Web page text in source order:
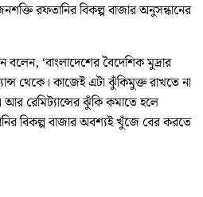
রফতানির বিকল্প বাজার অনুসন্ধানের
বলেন, ‘বাংলাদেশের বৈদেশিক মুদ্রার
থেকে। কাজেই এটা ঝুঁকিমুক্ত রাখতে না
রেমিট্যান্সের ঝুঁকি কমাতে হলে
বিকল্প বাজার অবশ্যই খুঁজে বের করতে